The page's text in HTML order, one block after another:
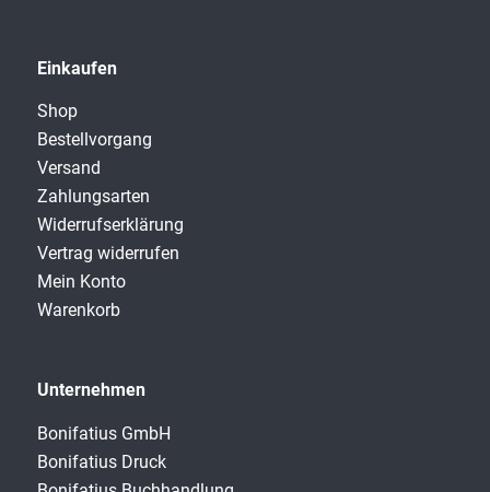
Einkaufen
Shop
Bestellvorgang
Versand
Zahlungsarten
Widerrufserklärung
Vertrag widerrufen
Mein Konto
Warenkorb
Unternehmen
Bonifatius GmbH
Bonifatius Druck